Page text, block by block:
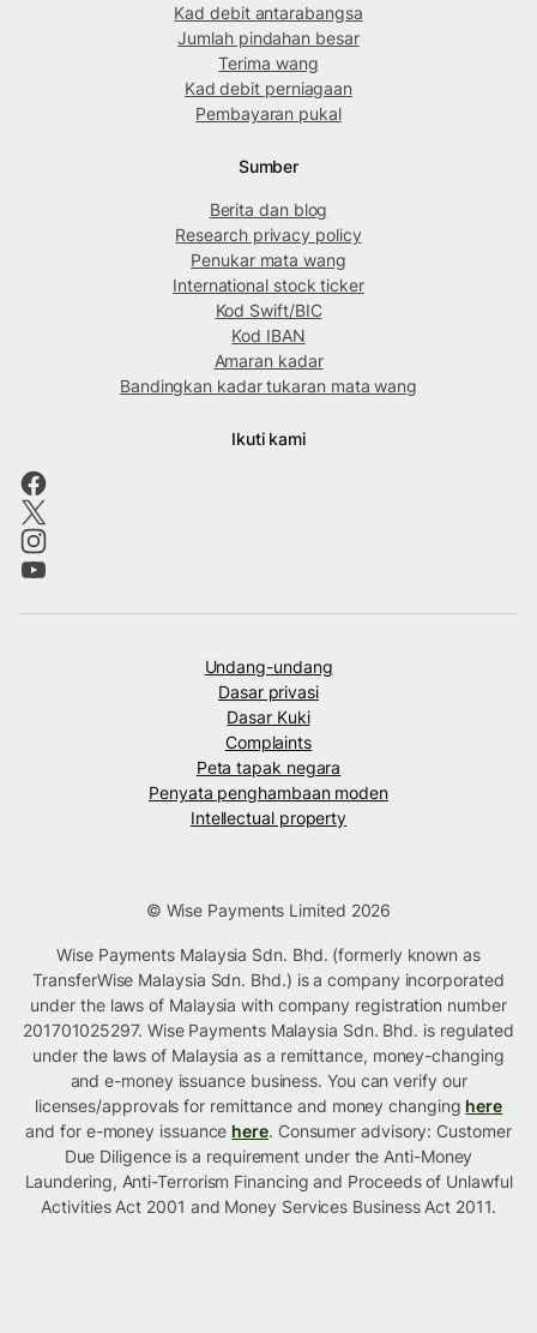
Kad debit antarabangsa
Jumlah pindahan besar
Terima wang
Kad debit perniagaan
Pembayaran pukal
Sumber
Berita dan blog
Research privacy policy
Penukar mata wang
International stock ticker
Kod Swift/BIC
Kod IBAN
Amaran kadar
Bandingkan kadar tukaran mata wang
Ikuti kami
Undang-undang
Dasar privasi
Dasar Kuki
Complaints
Peta tapak negara
Penyata penghambaan moden
Intellectual property
© Wise Payments Limited 2026
Wise Payments Malaysia Sdn. Bhd. (formerly known as
TransferWise Malaysia Sdn. Bhd.) is a company incorporated
under the laws of Malaysia with company registration number
201701025297. Wise Payments Malaysia Sdn. Bhd. is regulated
under the laws of Malaysia as a remittance, money-changing
and e-money issuance business. You can verify our
licenses/approvals for remittance and money changing here
and for e-money issuance here. Consumer advisory: Customer
Due Diligence is a requirement under the Anti-Money
Laundering, Anti-Terrorism Financing and Proceeds of Unlawful
Activities Act 2001 and Money Services Business Act 2011.